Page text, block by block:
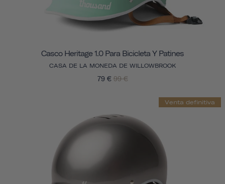
Casco Heritage 1.0 Para Bicicleta Y Patines
CASA DE LA MONEDA DE WILLOWBROOK
79 € 99 €
Venta definitiva